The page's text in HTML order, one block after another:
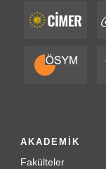
AKADEMİK
Fakülteler